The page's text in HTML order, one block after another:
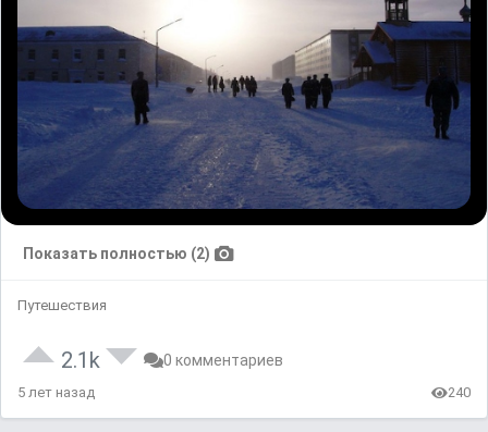
Показать полностью (2)
Путешествия
2.1k 0 комментариев
5 лет назад 240